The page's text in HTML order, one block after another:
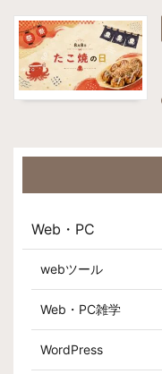
Web・PC
webツール
Web・PC雑学
WordPress